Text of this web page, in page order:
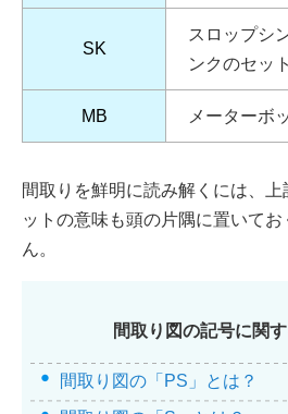
SK
スロップシ
ンクのセット
MB メーターボ
間取りを鮮明に読み解くには、
ットの意味も頭の片隅に置いて
ん。
間取り図の記号に関
間取り図の「PS」とは？